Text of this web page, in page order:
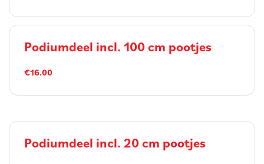
Podiumdeel incl. 100 cm pootjes
€16.00
Podiumdeel incl. 20 cm pootjes